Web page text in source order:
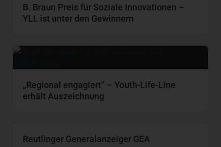
B. Braun Preis für Soziale Innovationen –
YLL ist unter den Gewinnern
„Regional engagiert“ – Youth-Life-Line
erhält Auszeichnung
Reutlinger Generalanzeiger GEA